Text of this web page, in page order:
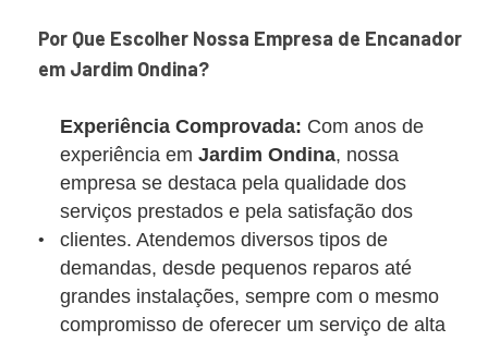
Por Que Escolher Nossa Empresa de Encanador
em Jardim Ondina?
Experiência Comprovada: Com anos de
experiência em Jardim Ondina, nossa
empresa se destaca pela qualidade dos
serviços prestados e pela satisfação dos
clientes. Atendemos diversos tipos de
demandas, desde pequenos reparos até
grandes instalações, sempre com o mesmo
compromisso de oferecer um serviço de alta